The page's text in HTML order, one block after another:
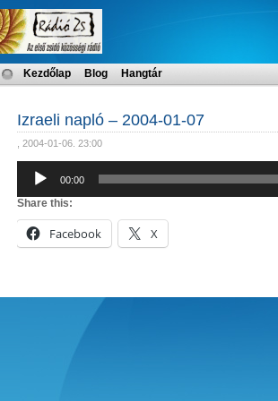
Kezdőlap Blog Hangtár
Izraeli napló – 2004-01-07
, 2004-01-06. 23:00
Audió
lejátszó
00:00
Share this:
Facebook X